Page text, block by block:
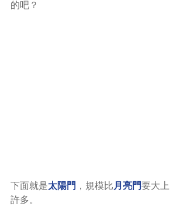
的吧？
下面就是太陽門 ，規模比 月亮門要大上
許多。